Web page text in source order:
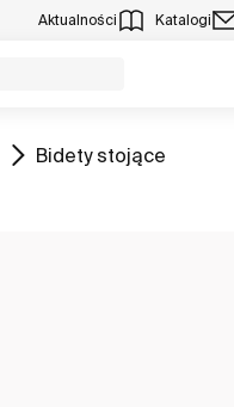
Aktualności Katalogi
Zobacz
Bidety stojące